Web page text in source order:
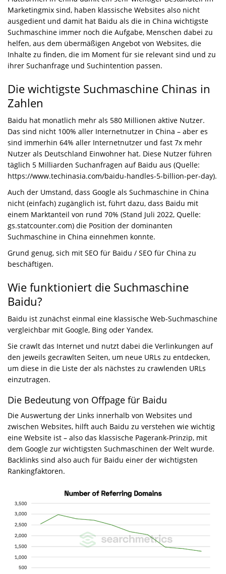
Marketingmix sind, haben klassische Websites also nicht
ausgedient und damit hat Baidu als die in China wichtigste
Suchmaschine immer noch die Aufgabe, Menschen dabei zu
helfen, aus dem übermäßigen Angebot von Websites, die
Inhalte zu finden, die im Moment für sie relevant sind und zu
ihrer Suchanfrage und Suchintention passen.
Die wichtigste Suchmaschine Chinas in
Zahlen
Baidu hat monatlich mehr als 580 Millionen aktive Nutzer.
Das sind nicht 100% aller Internetnutzer in China – aber es
sind immerhin 64% aller Internetnutzer und fast 7x mehr
Nutzer als Deutschland Einwohner hat. Diese Nutzer führen
täglich 5 Milliarden Suchanfragen auf Baidu aus (Quelle:
https://www.techinasia.com/baidu-handles-5-billion-per-day).
Auch der Umstand, dass Google als Suchmaschine in China
nicht (einfach) zugänglich ist, führt dazu, dass Baidu mit
einem Marktanteil von rund 70% (Stand Juli 2022, Quelle:
gs.statcounter.com) die Position der dominanten
Suchmaschine in China einnehmen konnte.
Grund genug, sich mit SEO für Baidu / SEO für China zu
beschäftigen.
Wie funktioniert die Suchmaschine
Baidu?
Baidu ist zunächst einmal eine klassische Web-Suchmaschine
vergleichbar mit Google, Bing oder Yandex.
Sie crawlt das Internet und nutzt dabei die Verlinkungen auf
den jeweils gecrawlten Seiten, um neue URLs zu entdecken,
um diese in die Liste der als nächstes zu crawlenden URLs
einzutragen.
Die Bedeutung von Offpage für Baidu
Die Auswertung der Links innerhalb von Websites und
zwischen Websites, hilft auch Baidu zu verstehen wie wichtig
eine Website ist – also das klassische Pagerank-Prinzip, mit
dem Google zur wichtigsten Suchmaschinen der Welt wurde.
Backlinks sind also auch für Baidu einer der wichtigsten
Rankingfaktoren.